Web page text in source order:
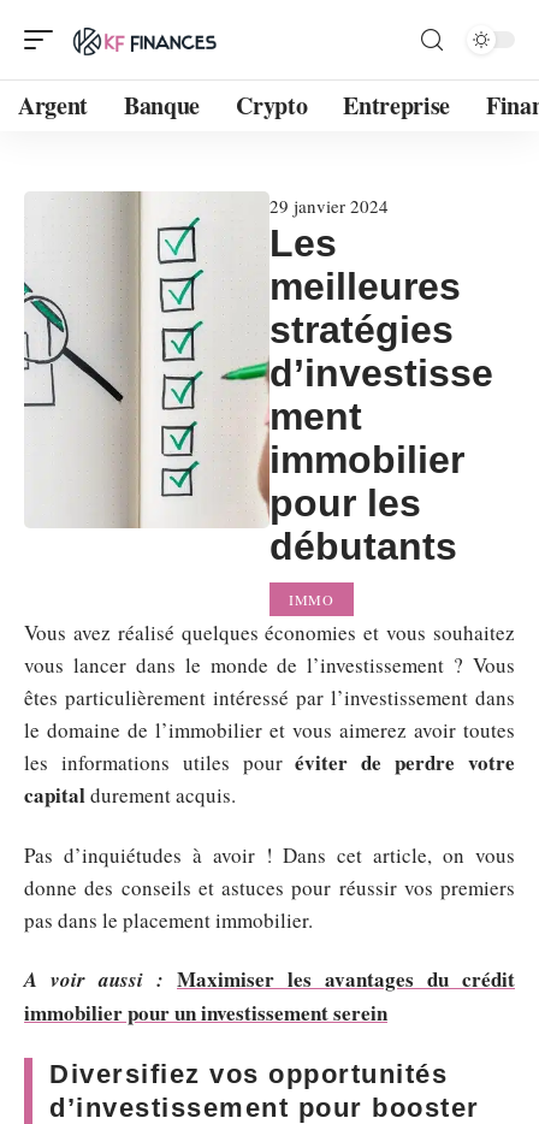
Argent Banque Crypto Entreprise
29 janvier 2024
Les
meilleures
stratégies
d’investisse
ment
immobilier
pour les
débutants
IMMO
Vous avez réalisé quelques économies et vous souhaitez
vous lancer dans le monde de l’investissement ? Vous
êtes particulièrement intéressé par l’investissement dans
le domaine de l’immobilier et vous aimerez avoir toutes
les informations utiles pouréviter de perdre votre
capitaldurement acquis.
Pas d’inquiétudes à avoir ! Dans cet article, on vous
donne des conseils et astuces pour réussir vos premiers
pas dans le placement immobilier.
A voir aussi : Maximiser les avantages du crédit
immobilier pour un investissement serein
Diversifiez vos opportunités
d’investissement pour booster